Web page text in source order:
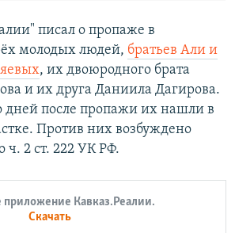
писал о пропаже в
молодых людей, братьев Али и
, их двоюродного брата
и их друга Даниила Дагирова.
дней после пропажи их нашли в
Против них возбуждено
ч. 2 ст. 222 УК РФ.
приложение Кавказ.Реалии.
Скачать